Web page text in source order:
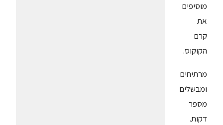
מוסיפים
את
קרם
הקוקוס.
מרתיחים
ומבשלים
מספר
דקות.